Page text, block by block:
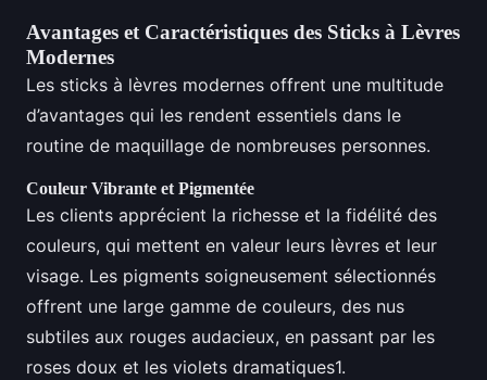
Avantages et Caractéristiques des Sticks à Lèvres
Modernes
Les sticks à lèvres modernes offrent une multitude
d’avantages qui les rendent essentiels dans le
routine de maquillage de nombreuses personnes.
Couleur Vibrante et Pigmentée
Les clients apprécient la richesse et la fidélité des
couleurs, qui mettent en valeur leurs lèvres et leur
visage. Les pigments soigneusement sélectionnés
offrent une large gamme de couleurs, des nus
subtiles aux rouges audacieux, en passant par les
roses doux et les violets dramatiques1.